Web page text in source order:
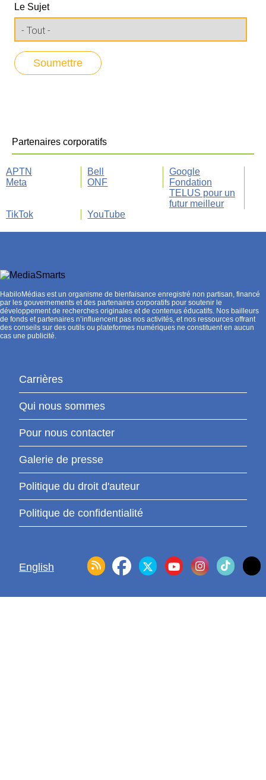
Le Sujet
Partenaires corporatifs
APTN Bell
Google
Meta
ONF
Fondation
TELUS pour un
futur meilleur
TikTok
YouTube
HabiloMédias est un organisme de bienfaisance enregistré non partisan, financé
par les gouvernements et des partenaires corporatifs pour soutenir le
développement de recherches originales et de contenus éducatifs. Nos bailleurs
de fonds et partenaires n’influencent pas nos activités, et nos ressources offrant
des conseils sur des outils ou plateformes numériques ne constituent en aucun
cas une publicité.
Carrières
Qui nous sommes
Pour nous contacter
Galerie de presse
Politique du droit d'auteur
Politique de confidentialité
English